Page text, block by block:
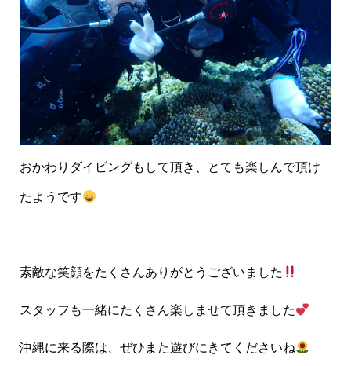
おかわりダイビングもして頂き、とても楽しんで頂け
たようです
素敵な笑顔をたくさんありがとうございました
スタッフも一緒にたくさん楽しませて頂きました
沖縄に来る際は、ぜひまた遊びにきてくださいね